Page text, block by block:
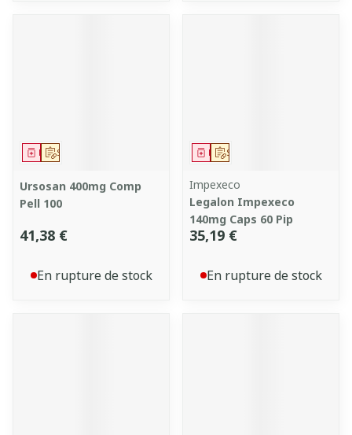
Sur prescription
Médicament
Ursosan 400mg Comp
Pell 100
41,38 €
En rupture de stock
Sur prescription
Médicament
Impexeco
Legalon Impexeco
140mg Caps 60 Pip
35,19 €
En rupture de stock